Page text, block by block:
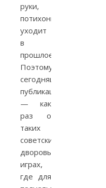
руки,
потихоньку
уходит
в
прошлое.
Поэтому
сегодняшняя
публикация
— как
раз о
таких
советских
дворовых
играх,
где для